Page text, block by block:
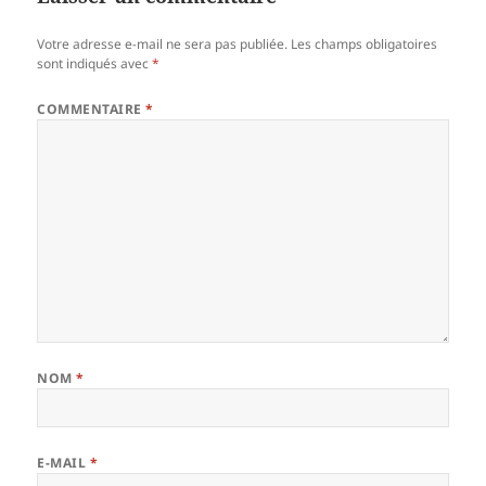
Votre adresse e-mail ne sera pas publiée. Les champs obligatoires
sont indiqués avec*
COMMENTAIRE*
NOM*
E-MAIL *